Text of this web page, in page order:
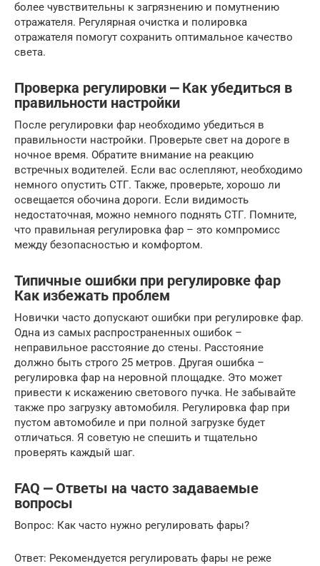
более чувствительны к загрязнению и помутнению
отражателя. Регулярная очистка и полировка
отражателя помогут сохранить оптимальное качество
света.
Проверка регулировки ⎼ Как убедиться в
правильности настройки
После регулировки фар необходимо убедиться в
правильности настройки. Проверьте свет на дороге в
ночное время. Обратите внимание на реакцию
встречных водителей. Если вас ослепляют, необходимо
немного опустить СТГ. Также, проверьте, хорошо ли
освещается обочина дороги. Если видимость
недостаточная, можно немного поднять СТГ. Помните,
что правильная регулировка фар – это компромисс
между безопасностью и комфортом.
Типичные ошибки при регулировке фар
Как избежать проблем
Новички часто допускают ошибки при регулировке фар.
Одна из самых распространенных ошибок –
неправильное расстояние до стены. Расстояние
должно быть строго 25 метров. Другая ошибка –
регулировка фар на неровной площадке. Это может
привести к искажению светового пучка. Не забывайте
также про загрузку автомобиля. Регулировка фар при
пустом автомобиле и при полной загрузке будет
отличаться. Я советую не спешить и тщательно
проверять каждый шаг.
FAQ ⎼ Ответы на часто задаваемые
вопросы
Вопрос: Как часто нужно регулировать фары?
Ответ: Рекомендуется регулировать фары не реже